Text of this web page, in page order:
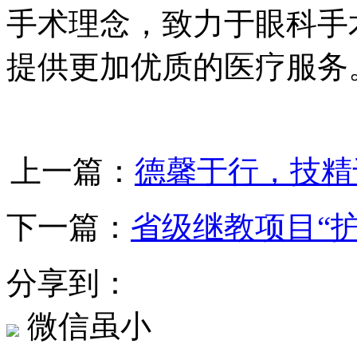
手术理念，致力于眼科
提供更加优质的医疗服务
上一篇： 德馨于行，技
下一篇： 省级继教项目“
分享到：
微信虽小